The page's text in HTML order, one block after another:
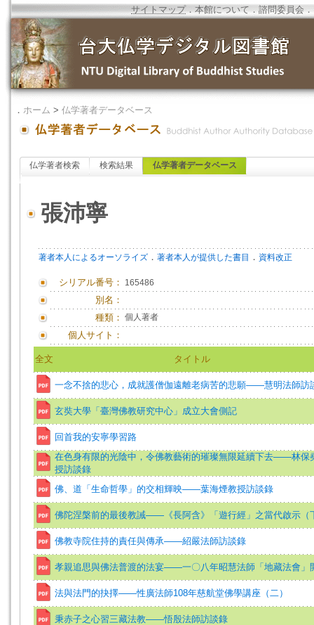
サイトマップ．本館について ．諮問委員会 ．
． ホーム > 仏学著者データベース
仏学著者検索 検索結果 仏学著者データベース
張沛寧
著者本人によるオーソライズ ． 著者本人が提供した書目 ． 資料改正
シリアル番号： 165486
別名：
種類： 個人著者
個人サイト：
全文 タイトル
一念不捨的悲心，成就護僧伽遠離老病苦的悲願——慧明法師訪
玄奘大學「臺灣佛教研究中心」成立大會側記
回首我的安寧學習路
在色身有限的光陰中，令佛教藝術的璀璨無限延續下去——林保
授訪談錄
佛、道「生命哲學」的交相輝映——葉海煙教授訪談錄
佛陀涅槃前的最後教誡——《長阿含》「遊行經」之當代啟示（
佛教寺院住持的責任與傳承——紹嚴法師訪談錄
孝親追思與佛法普渡的法宴——一〇八年昭慧法師「地藏法會」
法與法門的抉擇——性廣法師108年慈航堂佛學講座（二）
秉赤子之心習三藏法教——悟殷法師訪談錄